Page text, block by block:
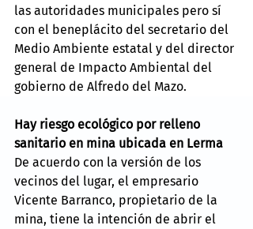
las autoridades municipales pero sí
con el beneplácito del secretario del
Medio Ambiente estatal y del director
general de Impacto Ambiental del
gobierno de Alfredo del Mazo.
Hay riesgo ecológico por relleno
sanitario en mina ubicada en Lerma
De acuerdo con la versión de los
vecinos del lugar, el empresario
Vicente Barranco, propietario de la
mina, tiene la intención de abrir el